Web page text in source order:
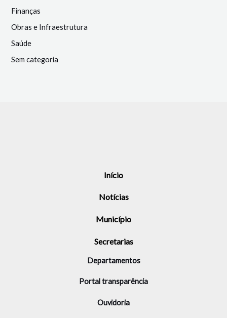
Finanças
Obras e Infraestrutura
Saúde
Sem categoria
Início
Notícias
Município
Secretarias
Departamentos
Portal transparência
Ouvidoria